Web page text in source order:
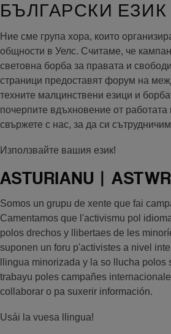
БЪЛГАРСКИ ЕЗИК |
Ние сме група хора, които
общности в Уелс. Считаме, че
световна борба за правата и
страници предоставят форум на
техните малцинствени езици и
почерпите вдъхновение от
свържете с нас, за да си
Използвайте вашия език!
ASTURIANU |
Somos un grupu de xente que fai
Camentamos que l'activismu pol
polos drechos y llibertaes de les
suponen un foru p'activistes a nivel
llingua minorizada y la so llucha
trabayu poles campañes
collaborar o pa suxerir información.
Usái la vuesa llingua!